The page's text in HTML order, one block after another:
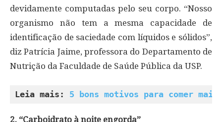
devidamente computadas pelo seu corpo. “Nosso
organismo não tem a mesma capacidade de
identificação de saciedade com líquidos e sólidos”,
diz Patrícia Jaime, professora do Departamento de
Nutrição da Faculdade de Saúde Pública da USP.
Leia mais: 5 bons motivos para comer mais
2. “Carboidrato à noite engorda”